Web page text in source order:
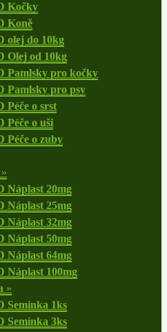
Kočky
Koně
olej do 10kg
Olej od 10kg
Pamlsky pro kočky
Pamlsky pro psy
Péče o srst
Péče o uši
Péče o zuby
»
Náplast 20mg
Náplast 25mg
Náplast 32mg
Náplast 50mg
Náplast 64mg
Náplast 100mg
»
Semínka 1ks
Semínka 3ks